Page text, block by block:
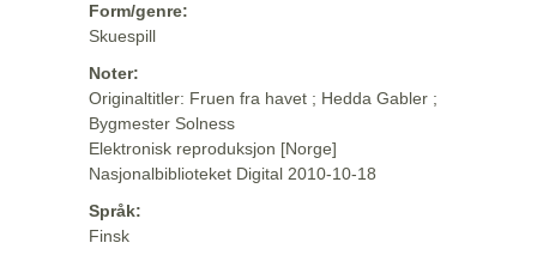
Form/genre:
Skuespill
Noter:
Originaltitler: Fruen fra havet ; Hedda Gabler ;
Bygmester Solness
Elektronisk reproduksjon [Norge]
Nasjonalbiblioteket Digital 2010-10-18
Språk:
Finsk